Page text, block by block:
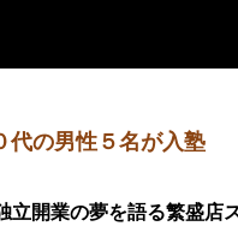
の男性５名が入塾
開業の夢を語る繁盛店ス